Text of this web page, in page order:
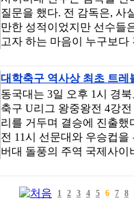
질문을 했다. 전 감독은, 사
만한 성적이었지만 선수들
고자 하는 마음이 누구보
대학축구 역사상 최초 트
동국대는 3일 오후 1시 경
축구 U리그 왕중왕전 4강
리를 거두며 결승에 진출했
전 11시 선문대와 우승컵
버대 돌풍의 주역 국제사
1 2 3 4 5 6 7 8